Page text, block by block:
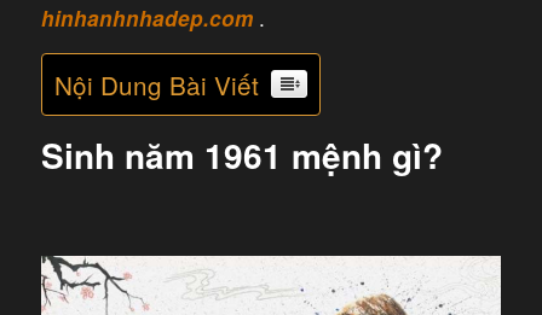
hinhanhnhadep.com.​
Nội Dung Bài Viết
Sinh năm 1961 mệnh gì?